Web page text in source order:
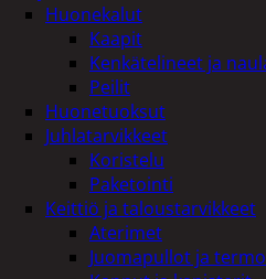
Huonekalut
Kaapit
Kenkätelineet ja
Peilit
Huonetuoksut
Juhlatarvikkeet
Koristelu
Paketointi
Keittiö ja taloustarvikkeet
Aterimet
Juomapullot ja